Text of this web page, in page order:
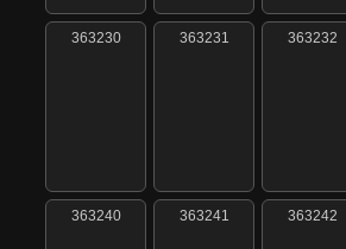
363230 363231 363232
363240 363241 363242